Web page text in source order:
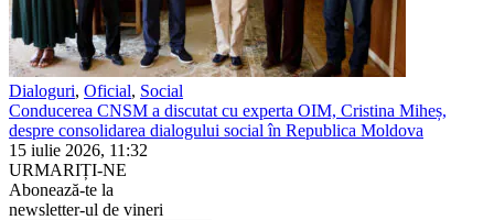
Dialoguri, Oficial, Social
Conducerea CNSM a discutat cu experta OIM, Cristina Miheș,
despre consolidarea dialogului social în Republica Moldova
15 iulie 2026, 11:32
URMARIȚI-NE
Abonează-te la
newsletter-ul de vineri